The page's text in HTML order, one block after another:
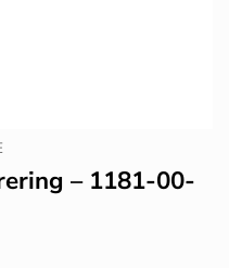
– 1181-00-